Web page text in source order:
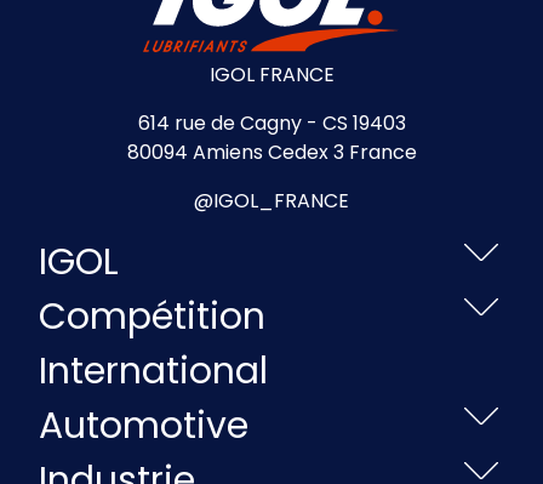
IGOL FRANCE
614 rue de Cagny - CS 19403
80094 Amiens Cedex 3 France
@IGOL_FRANCE
IGOL
Compétition
International
Automotive